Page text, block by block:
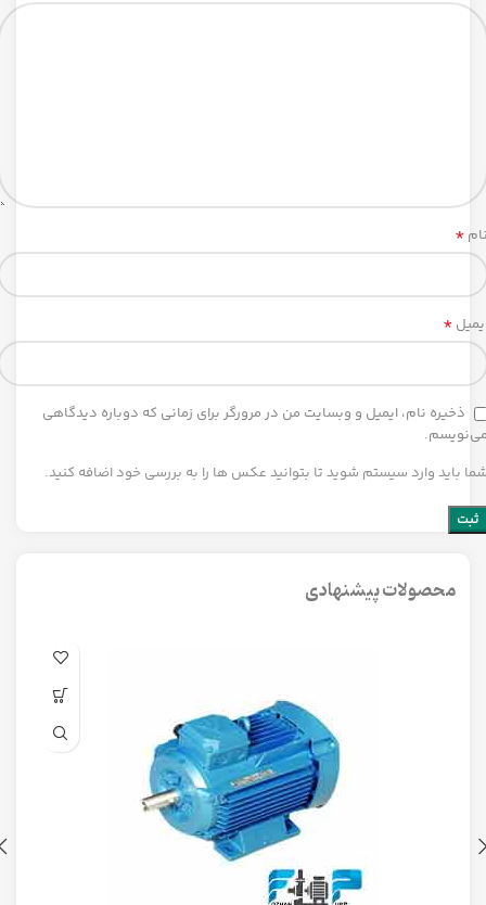
*
*
ذخیره نام، ایمیل و وبسایت من در مرورگر برای زمانی که دوباره دیدگاهی
باید وارد سیستم شوید تا بتوانید عکس ها را به بررسی خود اضافه کنید.
محصولات پیشنهادی